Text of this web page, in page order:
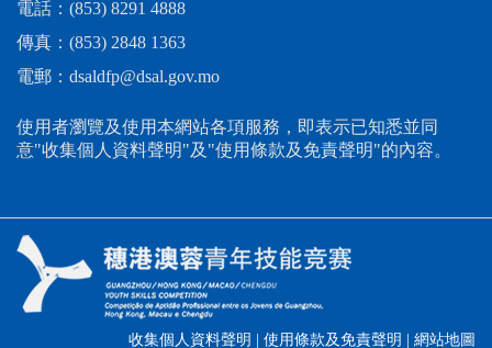
電話： (853) 8291 4888
傳真： (853) 2848 1363
電郵：dsaldfp@dsal.gov.mo
使用者瀏覽及使用本網站各項服務，即表示已知悉並同
意"收集個人資料聲明"及"使用條款及免責聲明"的內容。
收集個人資料聲明 使用條款及免責聲明 網站地圖